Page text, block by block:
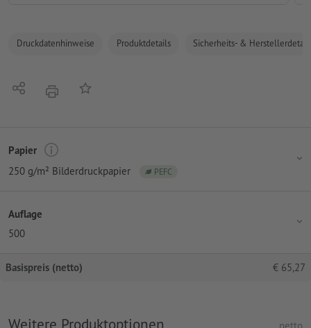
Druckdatenhinweise Produktdetails Sicherheits- &
Teilen DruckenAuf die Merkliste
Papier
250 g/m² Bilderdruckpapier
PEFC
Auflage
500
Basispreis (netto) € 65,27
Weitere Produktoptionen